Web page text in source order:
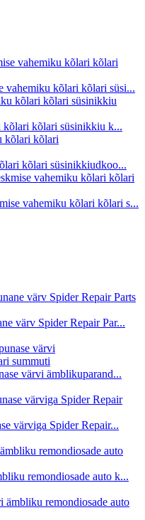
vahemiku kõlari kõlari süsi...
kõlari kõlari süsinikkiu k...
kõlari süsinikkiudkoo...
vahemiku kõlari kõlari s...
värv Spider Repair Par...
värvi ämblikuparand...
värviga Spider Repair...
remondiosade auto k...